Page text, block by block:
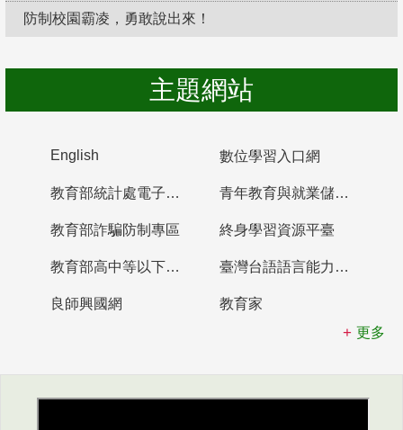
防制校園霸凌，勇敢說出來！
主題網站
English 數位學習入口網
教育部統計處電子書櫃 青年教育與就業儲蓄帳戶
教育部詐騙防制專區 終身學習資源平臺
教育部高中等以下學校及幼兒園教師資格檢定考試 臺灣台語語言能力認證網站
良師興國網
教育家
更多